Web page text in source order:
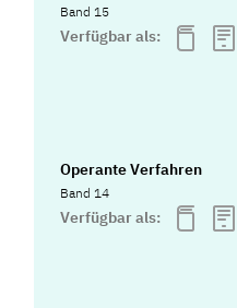
Band 15
Verfügbar als:
Operante Verfahren
Band 14
Verfügbar als: